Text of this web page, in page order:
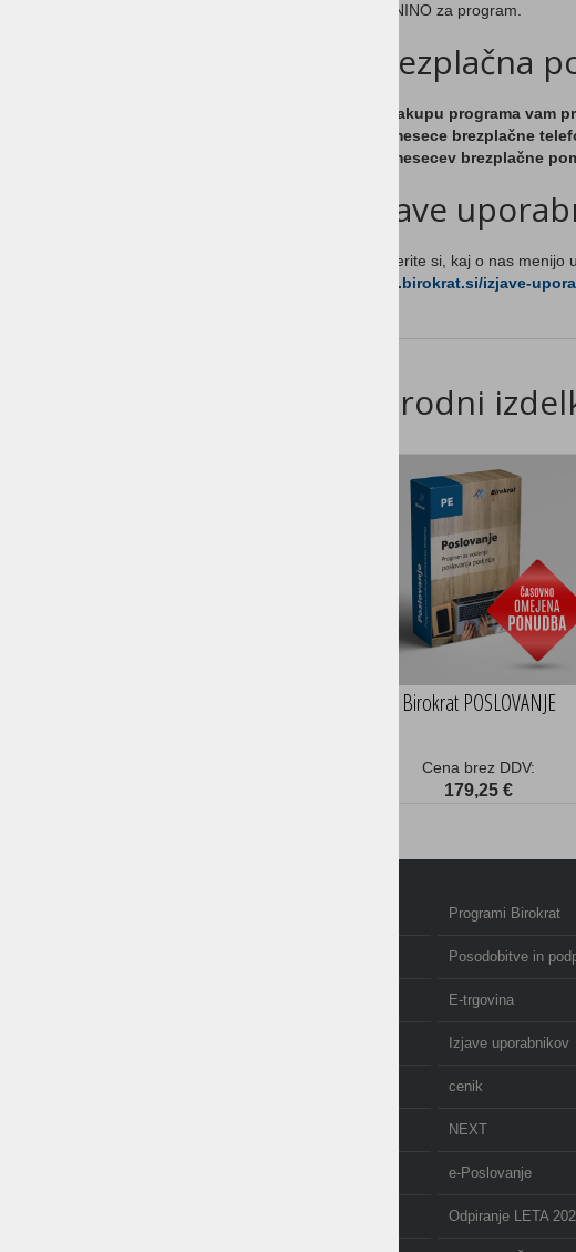
KUPNINO za program.
Brezplačna
Pri nakupu programa vam
3 mesece brezplačne
6 mesecev brezplačne
Izjave
Preberite si, kaj o nas
www.birokrat.si/izjave-
Sorodni
Birokrat POSLOVANJE
Cena brez DDV:
179,25 €
Programi Birokrat
Posodobitve in
E-trgovina
Izjave uporabnikov
cenik
NEXT
e-Poslovanje
Odpiranje LETA